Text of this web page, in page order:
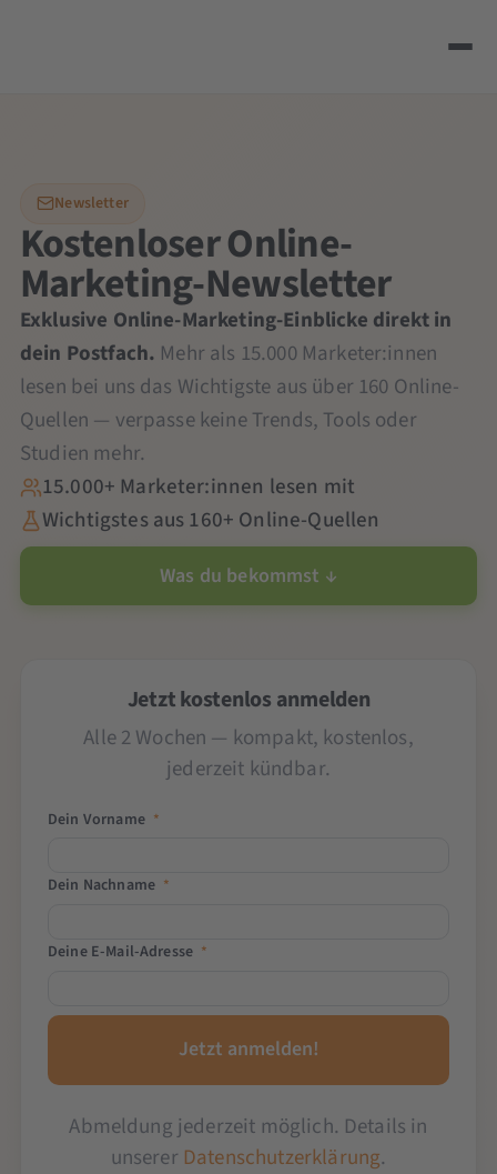
Newsletter
Kostenloser Online-
Marketing-Newsletter
Exklusive Online-Marketing-Einblicke direkt in
dein Postfach. Mehr als 15.000 Marketer:innen
lesen bei uns das Wichtigste aus über 160 Online-
Quellen — verpasse keine Trends, Tools oder
Studien mehr.
15.000+ Marketer:innen lesen mit
Wichtigstes aus 160+ Online-Quellen
Was du bekommst ↓
Jetzt kostenlos anmelden
Alle 2 Wochen — kompakt, kostenlos,
jederzeit kündbar.
Dein Vorname *
Dein Nachname *
Deine E-Mail-Adresse *
Abmeldung jederzeit möglich. Details in
unserer Datenschutzerklärung.